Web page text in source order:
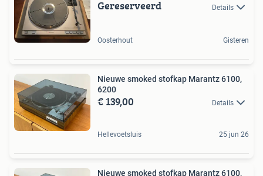
Gereserveerd Details
Oosterhout Gisteren
Nieuwe smoked stofkap Marantz 6100,
6200
€ 139,00 Details
Hellevoetsluis 25 jun 26
Nieuwe smoked stofkap Marantz 6100,